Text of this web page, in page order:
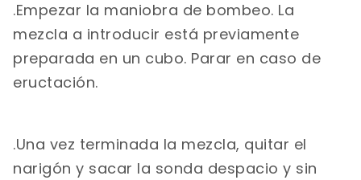
.Empezar la maniobra de bombeo. La
mezcla a introducir está previamente
preparada en un cubo. Parar en caso de
eructación.
.Una vez terminada la mezcla, quitar el
narigón y sacar la sonda despacio y sin